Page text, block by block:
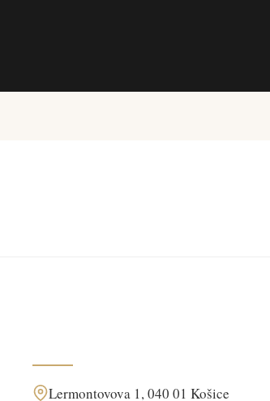
Lermontovova 1, 040 01 Košice